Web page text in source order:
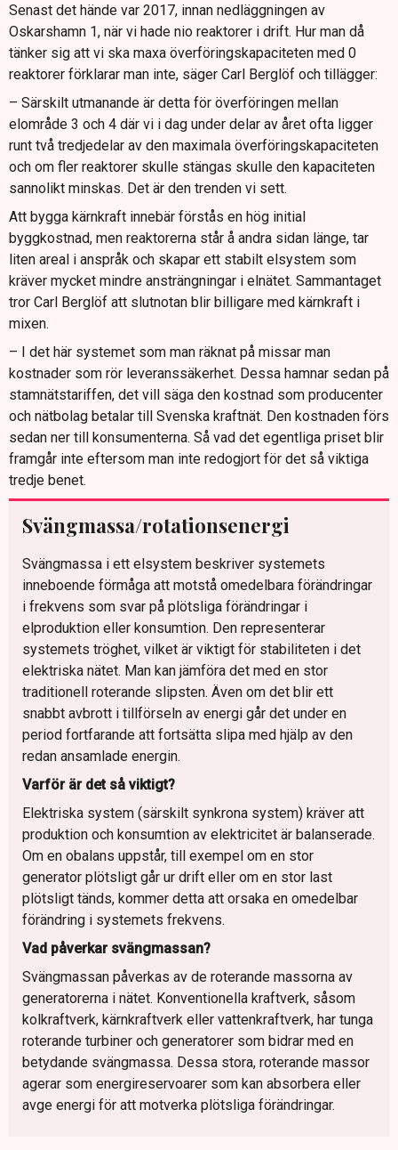
Senast det hände var 2017, innan nedläggningen av
Oskarshamn 1, när vi hade nio reaktorer i drift. Hur man då
tänker sig att vi ska maxa överföringskapaciteten med 0
reaktorer förklarar man inte, säger Carl Berglöf och tillägger:
– Särskilt utmanande är detta för överföringen mellan
elområde 3 och 4 där vi i dag under delar av året ofta ligger
runt två tredjedelar av den maximala överföringskapaciteten
och om fler reaktorer skulle stängas skulle den kapaciteten
sannolikt minskas. Det är den trenden vi sett.
Att bygga kärnkraft innebär förstås en hög initial
byggkostnad, men reaktorerna står å andra sidan länge, tar
liten areal i anspråk och skapar ett stabilt elsystem som
kräver mycket mindre ansträngningar i elnätet. Sammantaget
tror Carl Berglöf att slutnotan blir billigare med kärnkraft i
mixen.
– I det här systemet som man räknat på missar man
kostnader som rör leveranssäkerhet. Dessa hamnar sedan på
stamnätstariffen, det vill säga den kostnad som producenter
och nätbolag betalar till Svenska kraftnät. Den kostnaden förs
sedan ner till konsumenterna. Så vad det egentliga priset blir
framgår inte eftersom man inte redogjort för det så viktiga
tredje benet.
Svängmassa/rotationsenergi
Svängmassa i ett elsystem beskriver systemets
inneboende förmåga att motstå omedelbara förändringar
i frekvens som svar på plötsliga förändringar i
elproduktion eller konsumtion. Den representerar
systemets tröghet, vilket är viktigt för stabiliteten i det
elektriska nätet. Man kan jämföra det med en stor
traditionell roterande slipsten. Även om det blir ett
snabbt avbrott i tillförseln av energi går det under en
period fortfarande att fortsätta slipa med hjälp av den
redan ansamlade energin.
Varför är det så viktigt?
Elektriska system (särskilt synkrona system) kräver att
produktion och konsumtion av elektricitet är balanserade.
Om en obalans uppstår, till exempel om en stor
generator plötsligt går ur drift eller om en stor last
plötsligt tänds, kommer detta att orsaka en omedelbar
förändring i systemets frekvens.
Vad påverkar svängmassan?
Svängmassan påverkas av de roterande massorna av
generatorerna i nätet. Konventionella kraftverk, såsom
kolkraftverk, kärnkraftverk eller vattenkraftverk, har tunga
roterande turbiner och generatorer som bidrar med en
betydande svängmassa. Dessa stora, roterande massor
agerar som energireservoarer som kan absorbera eller
avge energi för att motverka plötsliga förändringar.